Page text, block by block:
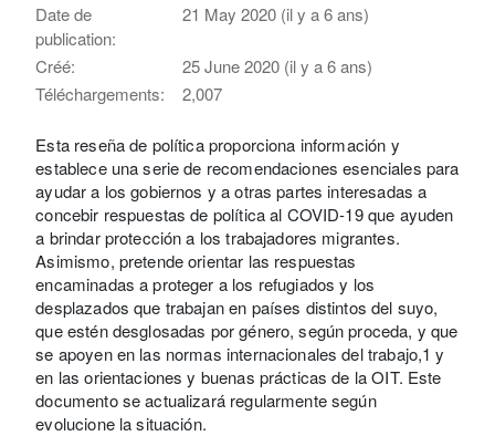
Date de
publication:
21 May 2020 (il y a 6 ans)
Créé:
25 June 2020 (il y a 6 ans)
Téléchargements:
2,007
Esta reseña de política proporciona información y
establece una serie de recomendaciones esenciales para
ayudar a los gobiernos y a otras partes interesadas a
concebir respuestas de política al COVID-19 que ayuden
a brindar protección a los trabajadores migrantes.
Asimismo, pretende orientar las respuestas
encaminadas a proteger a los refugiados y los
desplazados que trabajan en países distintos del suyo,
que estén desglosadas por género, según proceda, y que
se apoyen en las normas internacionales del trabajo,1 y
en las orientaciones y buenas prácticas de la OIT. Este
documento se actualizará regularmente según
evolucione la situación.